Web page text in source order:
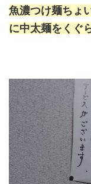
魚濃つけ麺ちょ
に中太麺をくぐ